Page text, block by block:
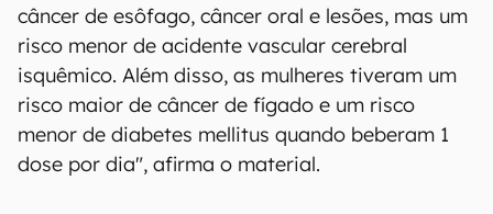
câncer de esôfago, câncer oral e lesões, mas um
risco menor de acidente vascular cerebral
isquêmico. Além disso, as mulheres tiveram um
risco maior de câncer de fígado e um risco
menor de diabetes mellitus quando beberam 1
dose por dia", afirma o material.